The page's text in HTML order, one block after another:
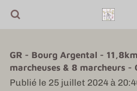
Passer
principal
GR - Bourg Argental -
marcheuses & 8 marcheurs -
Publié le 25 juillet 2024 à